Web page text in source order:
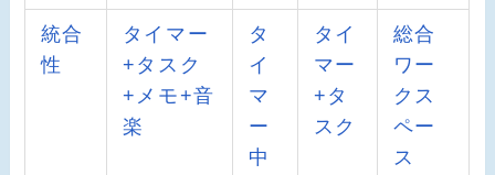
統合
性
タイマー
+タスク
+メモ+音
楽
タ
イ
マ
ー
中
タイ
マー
+タ
スク
総合
ワー
クス
ペー
ス